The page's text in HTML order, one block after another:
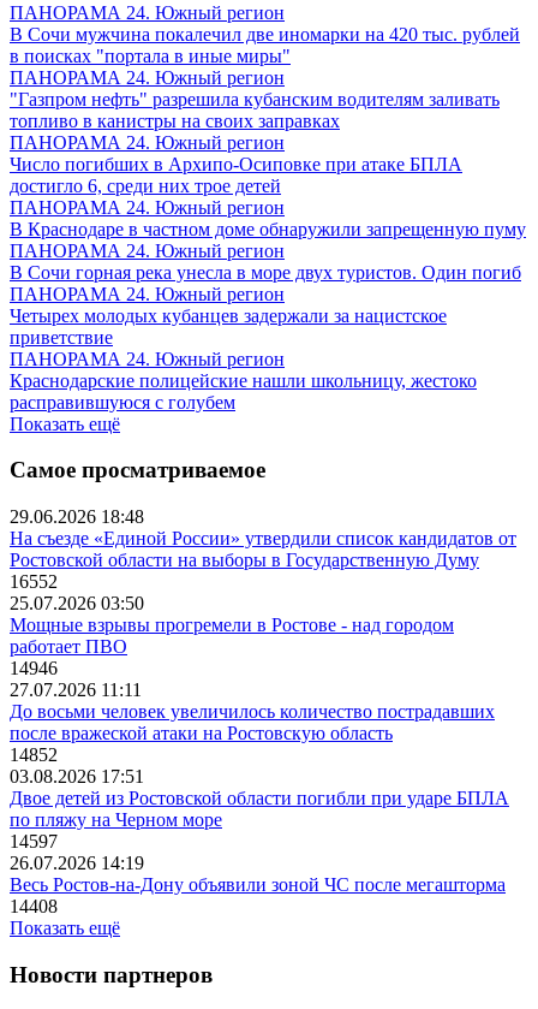
ПАНОРАМА 24. Южный регион
В Сочи мужчина покалечил две иномарки на 420 тыс. рублей
в поисках "портала в иные миры"
ПАНОРАМА 24. Южный регион
"Газпром нефть" разрешила кубанским водителям заливать
топливо в канистры на своих заправках
ПАНОРАМА 24. Южный регион
Число погибших в Архипо-Осиповке при атаке БПЛА
достигло 6, среди них трое детей
ПАНОРАМА 24. Южный регион
В Краснодаре в частном доме обнаружили запрещенную пуму
ПАНОРАМА 24. Южный регион
В Сочи горная река унесла в море двух туристов. Один погиб
ПАНОРАМА 24. Южный регион
Четырех молодых кубанцев задержали за нацистское
приветствие
ПАНОРАМА 24. Южный регион
Краснодарские полицейские нашли школьницу, жестоко
расправившуюся с голубем
Показать ещё
Самое просматриваемое
29.06.2026 18:48
На съезде «Единой России» утвердили список кандидатов от
Ростовской области на выборы в Государственную Думу
16552
25.07.2026 03:50
Мощные взрывы прогремели в Ростове - над городом
работает ПВО
14946
27.07.2026 11:11
До восьми человек увеличилось количество пострадавших
после вражеской атаки на Ростовскую область
14852
03.08.2026 17:51
Двое детей из Ростовской области погибли при ударе БПЛА
по пляжу на Черном море
14597
26.07.2026 14:19
Весь Ростов-на-Дону объявили зоной ЧС после мегашторма
14408
Показать ещё
Новости партнеров